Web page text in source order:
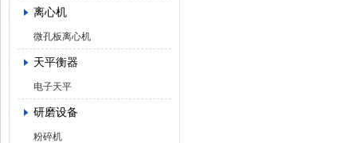
离心机
微孔板离心机
天平衡器
电子天平
研磨设备
粉碎机